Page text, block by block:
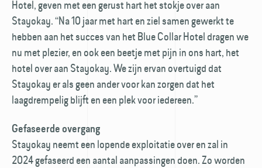
Hotel, geven met een gerust hart het stokje over aan
Stayokay. “Na 10 jaar met hart en ziel samen gewerkt te
hebben aan het succes van het Blue Collar Hotel dragen we
nu met plezier, en ook een beetje met pijn in ons hart, het
hotel over aan Stayokay. We zijn ervan overtuigd dat
Stayokay er als geen ander voor kan zorgen dat het
laagdrempelig blijft en een plek voor iedereen.”
Gefaseerde overgang
Stayokay neemt een lopende exploitatie over en zal in
2024 gefaseerd een aantal aanpassingen doen. Zo worden